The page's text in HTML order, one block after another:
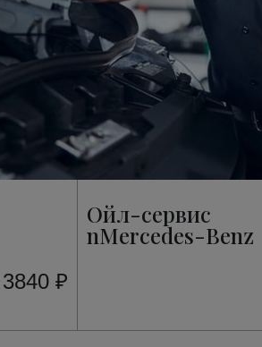
3840 ₽
Ойл-сервис
nMercedes-Benz